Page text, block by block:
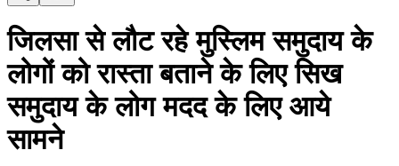
जिलसा से लौट रहे मुस्लिम समुदाय के
लोगों को रास्ता बताने के लिए सिख
समुदाय के लोग मदद के लिए आये
सामने